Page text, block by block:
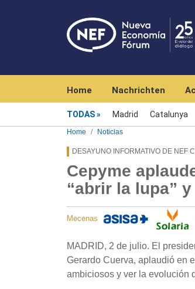
Home Nachrichten
TODAS Madrid Catalunya
Home Noticias
DESAYUNO INFORMATIVO DE NEF
Cepyme
“abrir la lupa”
Mecenas
MADRID, 2 de julio. El
Gerardo Cuerva, aplaudió en
ambiciosos y ver la evolución